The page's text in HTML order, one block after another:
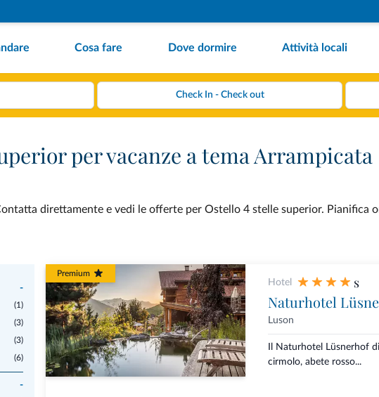
Cosa fare Dove dormire Attività locali
per vacanze a tema Arrampicata
direttamente e vedi le offerte per Ostello 4 stelle superior. Pianifica
-
(1)
(3)
(3)
(6)
-
Premium
Hotel s
Naturhotel
Luson
Il Naturhotel Lüsnerhof
cirmolo, abete rosso...